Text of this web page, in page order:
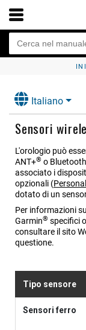
Italiano
Sensori
L'orologio può
ANT‍+® o Bluetooth
associato i
opzionali (
dotato di un
Per informazioni
Garmin® specifici
consultare il sito
questione.
Tipo sensore
Sensori ferro